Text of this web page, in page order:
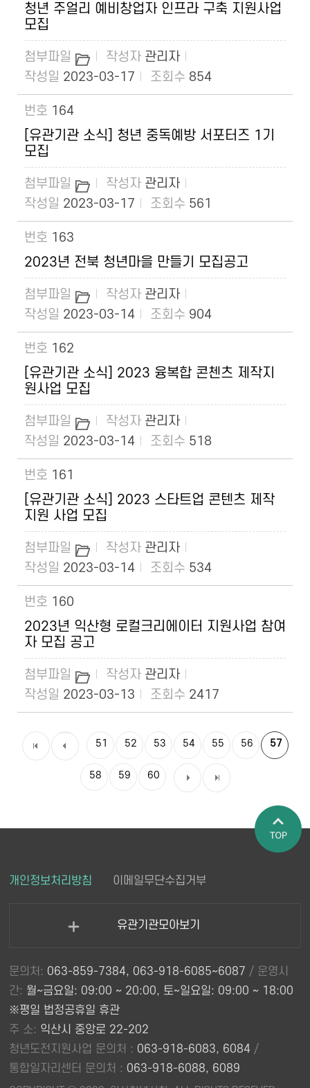
청년 주얼리 예비창업자 인프라 구축 지원사업
모집
관리자
2023-03-17
854
164
[유관기관 소식] 청년 중독예방 서포터즈 1기
모집
관리자
2023-03-17
561
163
2023년 전북 청년마을 만들기 모집공고
관리자
2023-03-14
904
162
[유관기관 소식] 2023 융복합 콘첸츠 제작지
원사업 모집
관리자
2023-03-14
518
161
[유관기관 소식] 2023 스타트업 콘텐츠 제작
지원 사업 모집
관리자
2023-03-14
534
160
2023년 익산형 로컬크리에이터 지원사업 참여
자 모집 공고
관리자
2023-03-13
2417
51 52 53 54 55 56 57
58 59 60
개인정보처리방침 이메일무단수집거부
유관기관모아보기
문의처: 063-859-7384, 063-918-6085~6087 / 운영시
간: 월~금요일: 09:00 ~ 20:00, 토~일요일: 09:00 ~ 18:00
※평일 법정공휴일 휴관
주 소: 익산시 중앙로 22-202
청년도전지원사업 문의처 : 063-918-6083, 6084 /
통합일자리센터 문의처 : 063-918-6088, 6089